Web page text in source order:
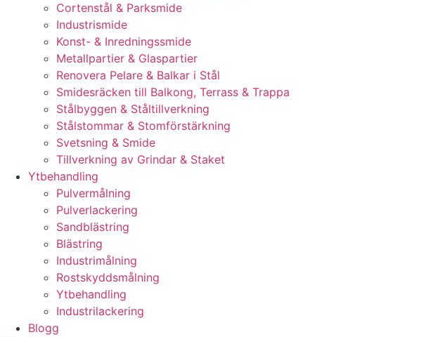
Cortenstål & Parksmide
Industrismide
Konst- & Inredningssmide
Metallpartier & Glaspartier
Renovera Pelare & Balkar i Stål
Smidesräcken till Balkong, Terrass & Trappa
Stålbyggen & Ståltillverkning
Stålstommar & Stomförstärkning
Svetsning & Smide
Tillverkning av Grindar & Staket
Ytbehandling
Pulvermålning
Pulverlackering
Sandblästring
Blästring
Industrimålning
Rostskyddsmålning
Ytbehandling
Industrilackering
Blogg